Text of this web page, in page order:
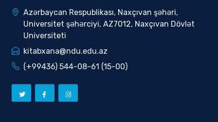
Azərbaycan Respublikası, Naxçıvan şəhəri,
Universitet şəhərciyi, AZ7012, Naxçıvan Dövlət
Universiteti
kitabxana@ndu.edu.az
(+99436) 544-08-61 (15-00)